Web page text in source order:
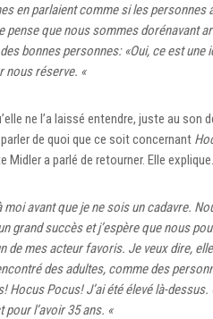
en parlaient comme si les personnes
que nous sommes dorénavant
bonnes personnes: «Oui, ce est une
nous réserve. «
ne l’a laissé entendre, juste au son
de quoi que ce soit concernant
a parlé de retourner. Elle explique.
moi avant que je ne sois un cadavre.
grand succès et j’espère que nous
de mes acteur favoris. Je veux dire,
des adultes, comme des
Hocus Pocus! J’ai été élevé là-dessus.
l’avoir 35 ans. «